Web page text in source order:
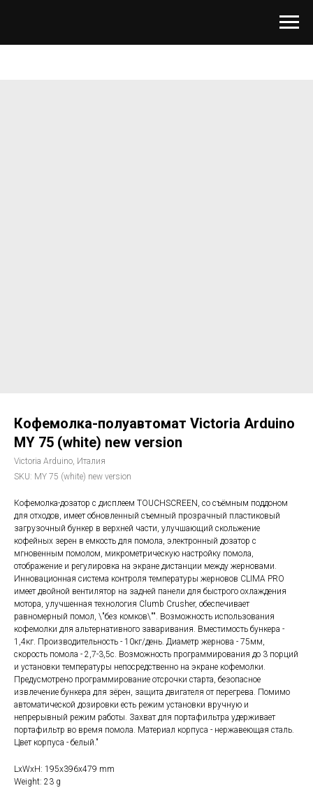
Кофемолка-полуавтомат Victoria Arduino
MY 75 (white) new version
Victoria Arduino, Италия
SKU: MY 75 (white) new version
Кофемолка-дозатор с дисплеем TOUCHSCREEN, со съёмным поддоном
для отходов, имеет обновленный съемный прозрачный пластиковый
загрузочный бункер в верхней части, улучшающий скольжение
кофейных зерен в емкость для помола, электронный дозатор с
мгновенным помолом, микрометрическую настройку помола,
отображение и регулировка на экране дистанции между жерновами.
Инновационная система контроля температуры жерновов CLIMA PRO
имеет двойной вентилятор на задней панели для быстрого охлаждения
мотора, улучшенная технология Clumb Crusher, обеспечивает
равномерный помол, \"без комков\"". Возможность использования
кофемолки для альтернативного заваривания. Вместимость бункера -
1,4кг. Производительность - 10кг/день. Диаметр жернова - 75мм,
скорость помола - 2,7-3,5с. Возможность программирования до 3 порций
и установки температуры непосредственно на экране кофемолки.
Предусмотрено программирование отсрочки старта, безопасное
извлечение бункера для зёрен, защита двигателя от перегрева. Помимо
автоматической дозировки есть режим установки вручную и
непрерывный режим работы. Захват для портафильтра удерживает
портафильтр во время помола. Материал корпуса - нержавеющая сталь.
Цвет корпуса - белый."
LxWxH: 195x396x479 mm
Weight: 23 g